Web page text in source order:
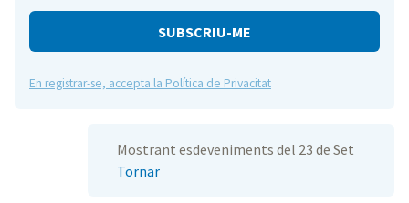
correu-
En registrar-se, accepta la Política de Privacitat
Mostrant esdeveniments del 23 de Set
Tornar